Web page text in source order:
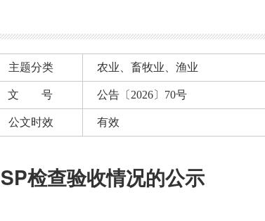
主题分类 农业、畜牧业、渔业
文 号 公告〔2026〕70号
公文时效 有效
检查验收情况的公示